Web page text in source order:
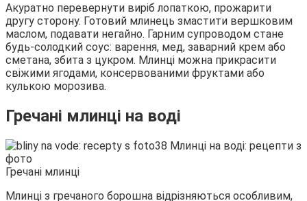
Акуратно перевернути виріб лопаткою, прожарити
другу сторону. Готовий млинець змастити вершковим
маслом, подавати негайно. Гарним супроводом стане
будь-солодкий соус: варення, мед, заварний крем або
сметана, збита з цукром. Млинці можна прикрасити
свіжими ягодами, консервованими фруктами або
кулькою морозива.
Гречані млинці на воді
Гречані млинці
Млинці з гречаного борошна відрізняються особливим,